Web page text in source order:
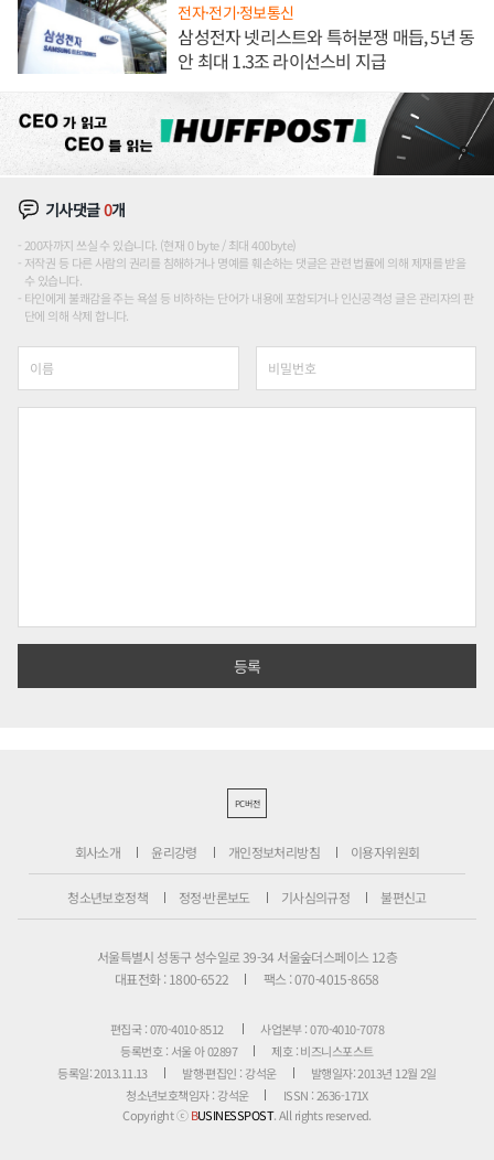
전자·전기·정보통신
삼성전자 넷리스트와 특허분쟁 매듭, 5년 동
안 최대 1.3조 라이선스비 지급
기사댓글0개
200자까지 쓰실 수 있습니다. (현재 0 byte / 최대 400byte)
저작권 등 다른 사람의 권리를 침해하거나 명예를 훼손하는 댓글은 관련 법률에 의해 제재를 받을
수 있습니다.
타인에게 불쾌감을 주는 욕설 등 비하하는 단어가 내용에 포함되거나 인신공격성 글은 관리자의 판
단에 의해 삭제 합니다.
PC버전
회사소개 윤리강령 개인정보처리방침 이용자위원회
청소년보호정책 정정·반론보도 기사심의규정 불편신고
서울특별시 성동구 성수일로 39-34 서울숲더스페이스 12층
대표전화 : 1800-6522
팩스 : 070-4015-8658
편집국 : 070-4010-8512
사업본부 : 070-4010-7078
등록번호 : 서울 아 02897
제호 : 비즈니스포스트
등록일: 2013.11.13
발행·편집인 : 강석운
발행일자: 2013년 12월 2일
청소년보호책임자 : 강석운
ISSN : 2636-171X
Copyright ⓒBUSINESSPOST. All rights reserved.